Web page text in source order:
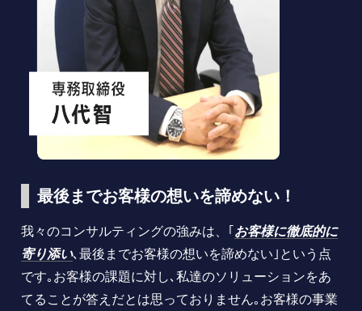
最後までお客様の想いを諦めない！
我々のコンサルティングの強みは、｢ お客様に徹底的に
寄り添い､最後までお客様の想いを諦めない｣という点
です｡お客様の課題に対し､私達のソリューションをあ
てることが答えだとは思っておりません｡お客様の事業